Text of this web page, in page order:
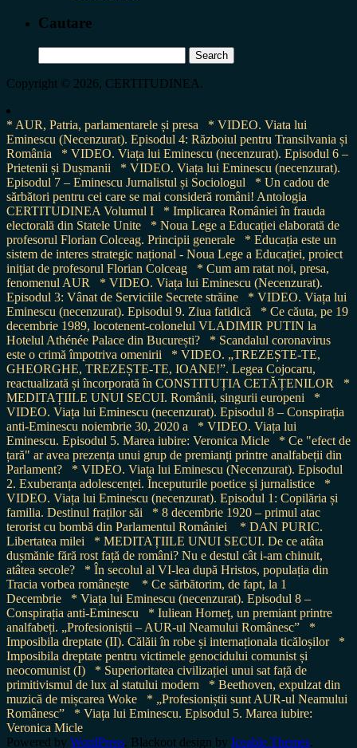
Cautare
for:
Copyright © 2026, CERTITUDINEA.
* AUR, Patria, parlamentarele și presa
* VIDEO. Viata lui
Eminescu (Necenzurat). Episodul 4: Războiul pentru Transilvania și
România
* VIDEO. Viața lui Eminescu (necenzurat). Episodul 6 –
Prietenii și Dușmanii
* VIDEO. Viața lui Eminescu (necenzurat).
Episodul 7 – Eminescu Jurnalistul și Sociologul
* Un cadou de
sărbători pentru cei care se mai consideră români! Antologia
CERTITUDINEA Volumul I
* Implicarea României în frauda
electorală din Statele Unite
* Noua Lege a Educației elaborată de
profesorul Florian Colceag. Principii generale
* Educația este un
sistem de interes strategic național - Noua Lege a Educației, proiect
inițiat de profesorul Florian Colceag
* Cum am ratat noi, presa,
fenomenul AUR
* VIDEO. Viața lui Eminescu (Necenzurat).
Episodul 3: Vânat de Serviciile Secrete străine
* VIDEO. Viața lui
Eminescu (necenzurat). Episodul 9. Ziua fatidică
* Ce căuta, pe 19
decembrie 1989, locotenent-colonelul VLADIMIR PUTIN la
Hotelul Athénée Palace din București?
* Scandalul coronavirus
este o crimă împotriva omenirii
* VIDEO. „TREZEȘTE-TE,
GHEORGHE, TREZEȘTE-TE, IOANE!”. Legea Cojocaru,
reactualizată și încorporată în CONSTITUȚIA CETĂȚENILOR
*
MEDITAȚIILE UNUI SECUI. Românii, singurii europeni
*
VIDEO. Viața lui Eminescu (necenzurat). Episodul 8 – Conspirația
anti-Eminescu noiembrie 30, 2020 a
* VIDEO. Viața lui
Eminescu. Episodul 5. Marea iubire: Veronica Micle
* Ce "efect de
țară" ar avea prezența unui grup de premianți printre analfabeții din
Parlament?
* VIDEO. Viața lui Eminescu (Necenzurat). Episodul
2. Exuberanța adolescenței. Începuturile poetice și jurnalistice
*
VIDEO. Viața lui Eminescu (necenzurat). Episodul 1: Copilăria și
familia. Destinul fraților săi
* 8 decembrie 1920 – primul atac
terorist cu bombă din Parlamentul României
* DAN PURIC.
Libertatea milei
* MEDITAȚIILE UNUI SECUI. De ce atâta
dușmănie fără rost față de români? Nu e destul cât i-am chinuit,
atâtea secole?
* În secolul al VI-lea după Hristos, populația din
Tracia vorbea românește
* Ce sărbătorim, de fapt, la 1
Decembrie
* Viața lui Eminescu (necenzurat). Episodul 8 –
Conspirația anti-Eminescu
* Iuliean Horneț, un premiant printre
analfabeți. „Profesioniștii – AUR-ul Neamului Românesc”
*
Imposibila dreptate (II). Călăii în robe și internaționala ticăloșilor
*
Imposibila dreptate pentru victimele genocidului comunist și
neocomunist (I)
* Superioritatea civilizației unui sat față de
primitivismul de lux al statului modern
* Beethoven, expulzat din
muzică de mișcarea Woke
* „Profesioniștii sunt AUR-ul Neamului
Românesc”
* Viața lui Eminescu. Episodul 5. Marea iubire:
Veronica Micle
Powered by WordPress. Blackoot design by Iceable Themes.